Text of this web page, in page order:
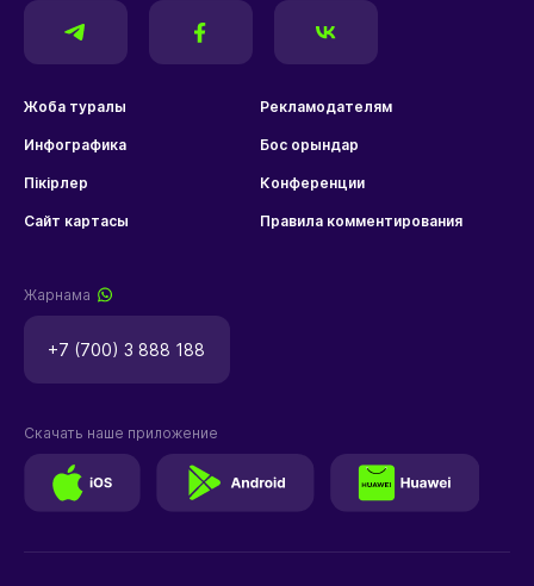
Жоба туралы Рекламодателям
Инфографика Бос орындар
Пікірлер Конференции
Сайт картасы Правила комментирования
Жарнама
+7 (700) 3 888 188
Скачать наше приложение